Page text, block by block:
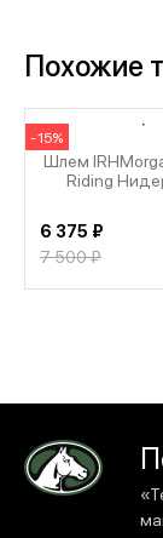
Похожие
-15%
Шлем
Riding
6 375 ₽
7 500 ₽